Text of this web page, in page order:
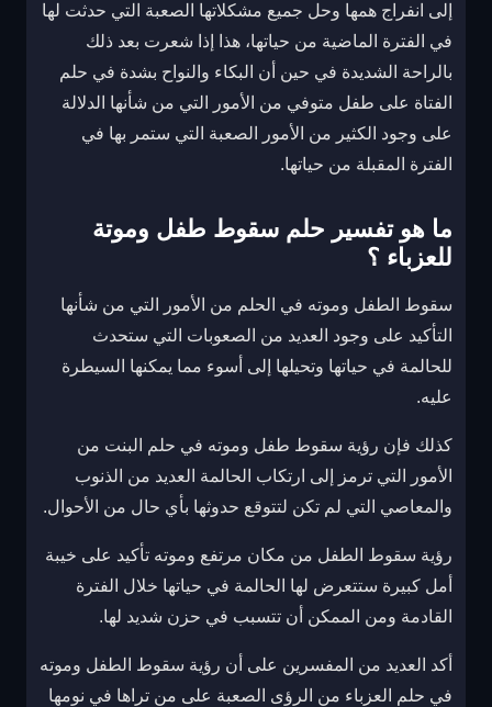
إلى انفراج همها وحل جميع مشكلاتها الصعبة التي حدثت لها
في الفترة الماضية من حياتها، هذا إذا شعرت بعد ذلك
بالراحة الشديدة في حين أن البكاء والنواح بشدة في حلم
الفتاة على طفل متوفي من الأمور التي من شأنها الدلالة
على وجود الكثير من الأمور الصعبة التي ستمر بها في
الفترة المقبلة من حياتها.
ما هو تفسير حلم سقوط طفل وموتة
للعزباء ؟
سقوط الطفل وموته في الحلم من الأمور التي من شأنها
التأكيد على وجود العديد من الصعوبات التي ستحدث
للحالمة في حياتها وتحيلها إلى أسوء مما يمكنها السيطرة
عليه.
كذلك فإن رؤية سقوط طفل وموته في حلم البنت من
الأمور التي ترمز إلى ارتكاب الحالمة العديد من الذنوب
والمعاصي التي لم تكن لتتوقع حدوثها بأي حال من الأحوال.
رؤية سقوط الطفل من مكان مرتفع وموته تأكيد على خيبة
أمل كبيرة ستتعرض لها الحالمة في حياتها خلال الفترة
القادمة ومن الممكن أن تتسبب في حزن شديد لها.
أكد العديد من المفسرين على أن رؤية سقوط الطفل وموته
في حلم العزباء من الرؤى الصعبة على من تراها في نومها